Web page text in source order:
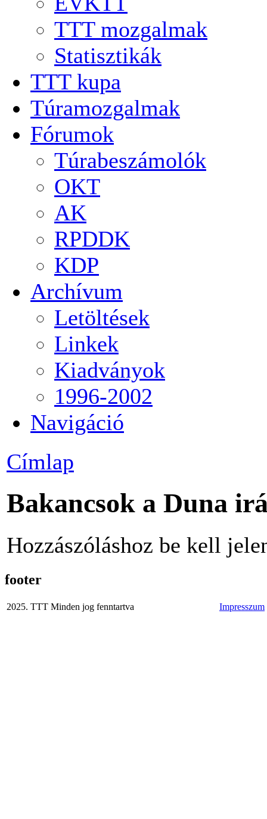
TTT mozgalmak
Statisztikák
TTT kupa
Túramozgalmak
Fórumok
Túrabeszámolók
OKT
AK
RPDDK
KDP
Archívum
Letöltések
Linkek
Kiadványok
1996-2002
Navigáció
Címlap
Bakancsok a Duna
Hozzászóláshoz be kell
footer
2025. TTT Minden jog fenntartva Impresszum